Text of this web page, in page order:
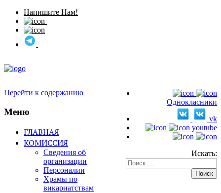
Напишите Нам!
Однокласники
vk
youtube
Искать:
Перейти к содержанию
Меню
ГЛАВНАЯ
КОМИССИЯ
Сведения об
организации
Персоналии
Храмы по
викариатствам